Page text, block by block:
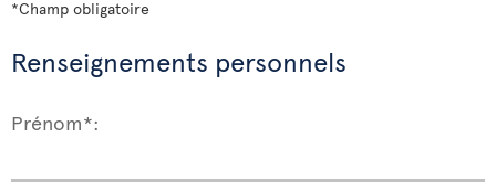
*Champ obligatoire
Renseignements personnels
Prénom*: